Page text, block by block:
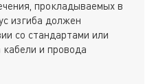
прокладываемых в
изгиба должен
со стандартами или
кабели и провода